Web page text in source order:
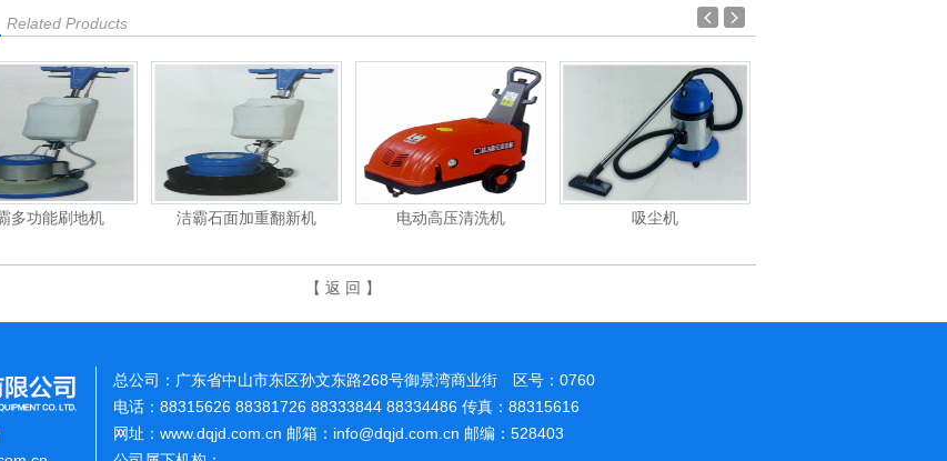
Related Products
地机 洁霸石面加重翻新机 电动高压清洗机
【 返 回 】
总公司：广东省中山市东区孙文东路268号御景湾商业街 区号：0760
电话：88315626 88381726 88333844 88334486 传真：88315616
网址：www.dqjd.com.cn 邮箱：info@dqjd.com.cn 邮编：528403